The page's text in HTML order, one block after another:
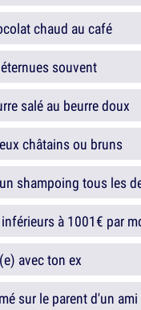
chaud au café
souvent
salé au beurre doux
châtains ou bruns
shampoing tous les
à 1001€ par
avec ton ex
sur le parent d'un ami